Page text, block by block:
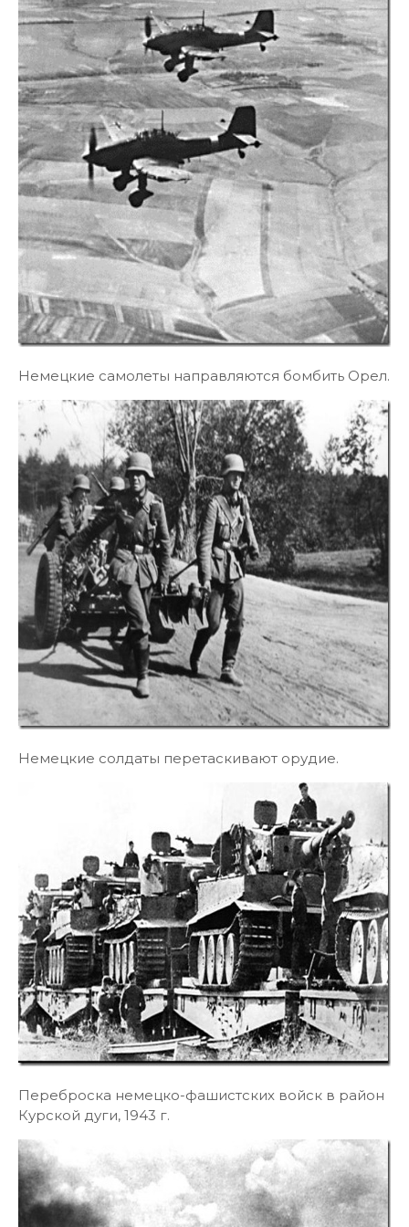
Немецкие самолеты направляются бомбить Орел.
Немецкие солдаты перетаскивают орудие.
Переброска немецко-фашистских войск в район
Курской дуги, 1943 г.